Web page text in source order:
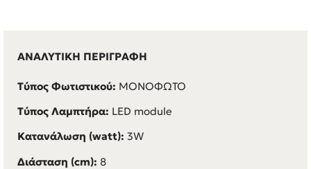
ΑΝΑΛΥΤΙΚΗ ΠΕΡΙΓΡΑΦΗ
Τύπος Φωτιστικού: ΜΟΝΟΦΩΤΟ
Τύπος Λαμπτήρα: LED module
Κατανάλωση (watt): 3W
Διάσταση (cm): 8